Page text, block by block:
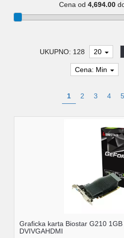
Cena od 4,694.00
UKUPNO: 128 20
Cena: Min
1 2 3 4 5
Graficka karta Biostar G210
DVIVGAHDMI